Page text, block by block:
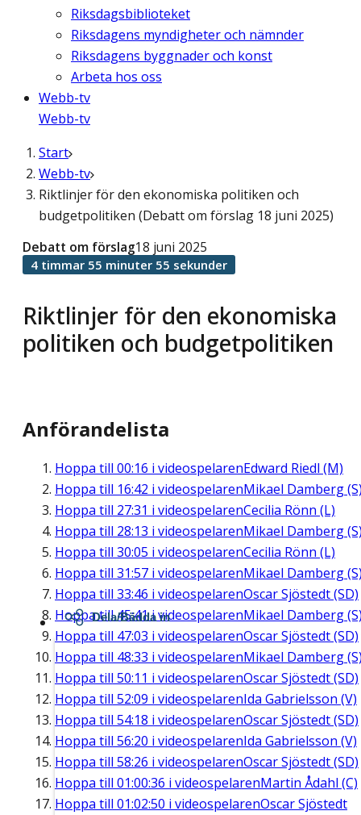
Riksdagsbiblioteket
Riksdagens myndigheter och nämnder
Riksdagens byggnader och konst
Arbeta hos oss
Webb-tv
Webb-tv
Start
Webb-tv
Riktlinjer för den ekonomiska politiken och
budgetpolitiken (Debatt om förslag 18 juni 2025)
Riktlinjer för den ekonomiska
politiken och budgetpolitiken
Debatt om förslag18 juni 2025
4 timmar 55 minuter 55 sekunder
Anförandelista
Hoppa till 00:16 i videospelarenEdward Riedl (M)
Hoppa till 16:42 i videospelarenMikael Damberg
Hoppa till 27:31 i videospelarenCecilia Rönn (L)
Hoppa till 28:13 i videospelarenMikael Damberg
Hoppa till 30:05 i videospelarenCecilia Rönn (L)
Hoppa till 31:57 i videospelarenMikael Damberg
Hoppa till 33:46 i videospelarenOscar Sjöstedt (SD)
Hoppa till45:41i videospelarenMikael Damberg
Hoppa till 47:03 i videospelarenOscar Sjöstedt (SD)
Hoppa till 48:33 i videospelarenMikael Damberg
Hoppa till 50:11 i videospelarenOscar Sjöstedt (SD)
Hoppa till 52:09 i videospelarenIda Gabrielsson (V)
Hoppa till 54:18 i videospelarenOscar Sjöstedt (SD)
Hoppa till 56:20 i videospelarenIda Gabrielsson (V)
Hoppa till 58:26 i videospelarenOscar Sjöstedt (SD)
Hoppa till 01:00:36 i videospelarenMartin Ådahl (C)
Hoppa till 01:02:50 i videospelarenOscar Sjöstedt
Dela/Bädda in